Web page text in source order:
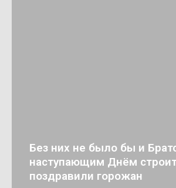
Без них не было бы и
наступающим Днём
поздравили горожан